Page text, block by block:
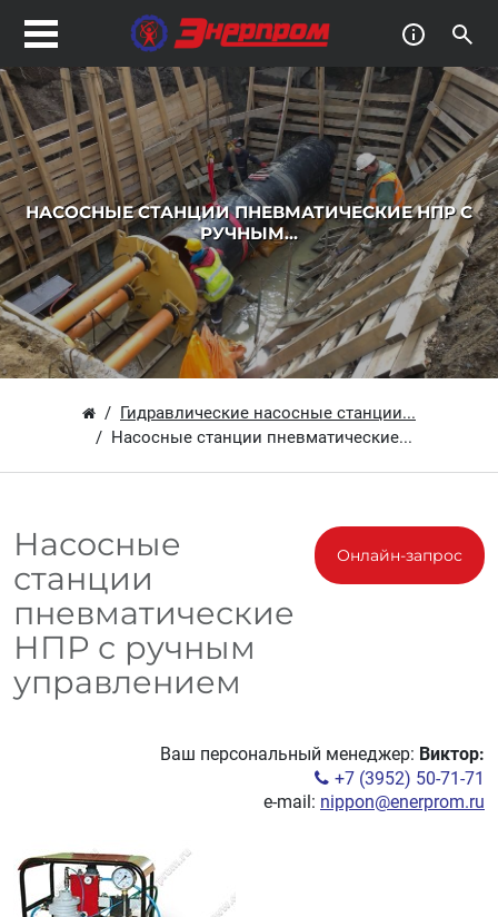
НАСОСНЫЕ СТАНЦИИ ПНЕВМАТИЧЕСКИЕ НПР С
РУЧНЫМ...
Гидравлические насосные станции...
Насосные станции пневматические...
Онлайн-запрос
Насосные
станции
пневматические
НПР с ручным
управлением
Ваш персональный менеджер: Виктор:
+7 (3952) 50-71-71
e-mail: nippon@enerprom.ru